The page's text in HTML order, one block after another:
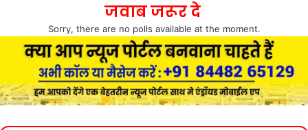
जवाब जरूर दे
Sorry, there are no polls available at the moment.